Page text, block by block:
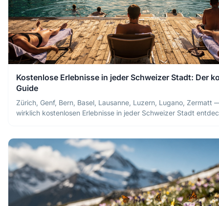
Kostenlose Erlebnisse in jeder Schweizer Stadt: Der
Guide
Zürich, Genf, Bern, Basel, Lausanne, Luzern, Lugano, Zermatt
wirklich kostenlosen Erlebnisse in jeder Schweizer Stadt